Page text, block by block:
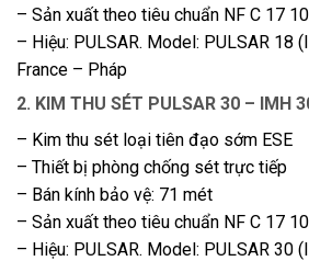
– Sản xuất theo tiêu chuẩn NF C 17
– Hiệu: PULSAR. Model: PULSAR 18
France – Pháp
2. KIM THU SÉT PULSAR 30 – IMH
– Kim thu sét loại tiên đạo sớm ESE
– Thiết bị phòng chống sét trực tiếp
– Bán kính bảo vệ: 71 mét
– Sản xuất theo tiêu chuẩn NF C 17
– Hiệu: PULSAR. Model: PULSAR 30